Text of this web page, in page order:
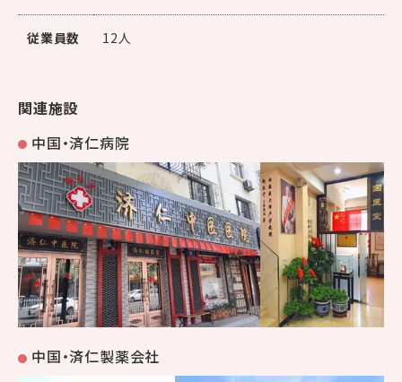
従業員数 12人
関連施設
中国・済仁病院
中国・済仁製薬会社